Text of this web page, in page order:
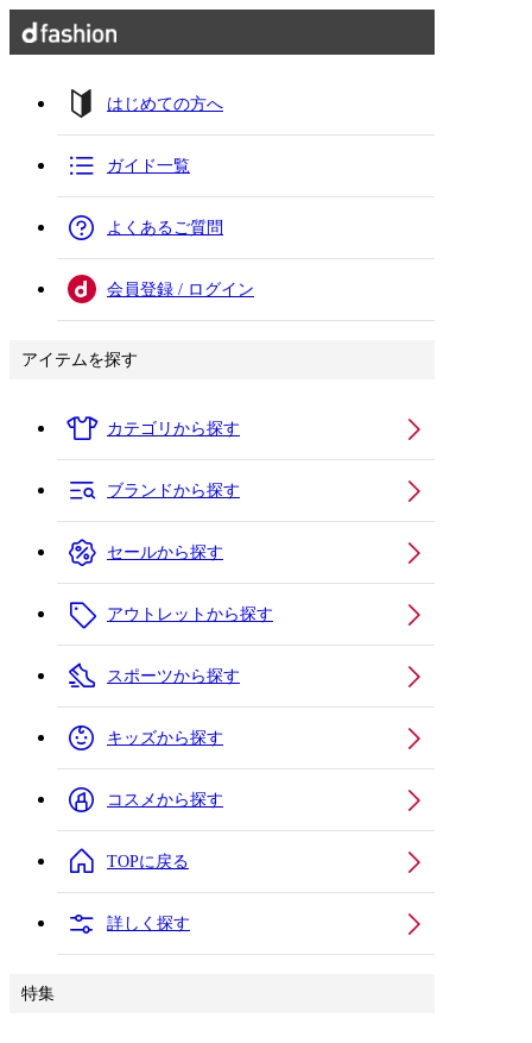
はじめての方へ
ガイド一覧
よくあるご質問
会員登録 / ログイン
アイテムを探す
カテゴリから探す
ブランドから探す
セールから探す
アウトレットから探す
スポーツから探す
キッズから探す
コスメから探す
TOPに戻る
詳しく探す
特集